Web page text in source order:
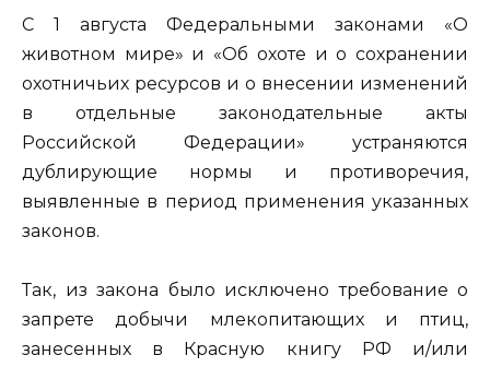
С 1 августа Федеральными законами «О
животном мире» и «Об охоте и о сохранении
охотничьих ресурсов и о внесении изменений
в отдельные законодательные акты
Российской Федерации» устраняются
дублирующие нормы и противоречия,
выявленные в период применения указанных
законов.
Так, из закона было исключено требование о
запрете добычи млекопитающих и птиц,
занесенных в Красную книгу РФ и/или